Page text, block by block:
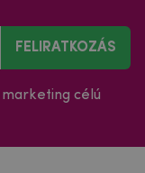
FELIRATKOZÁS
marketing célú